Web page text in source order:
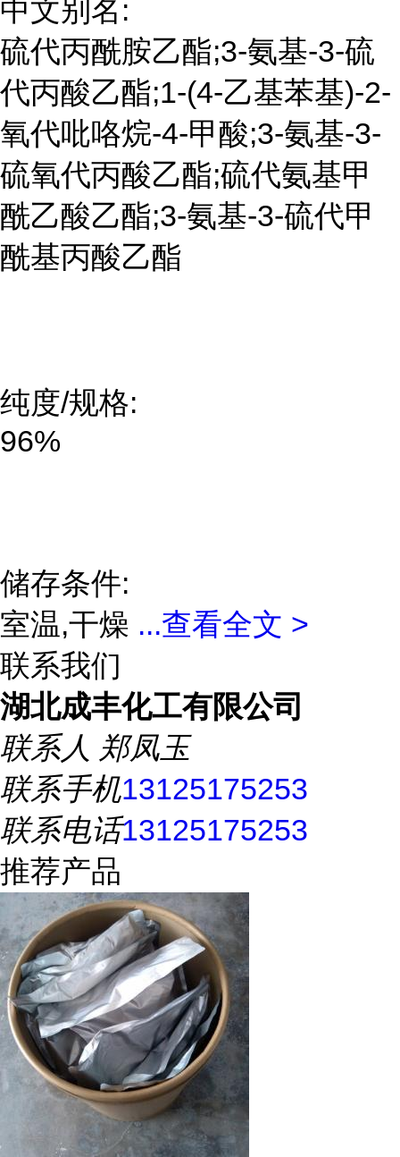
中文别名:
硫代丙酰胺乙酯;3-氨基-3-硫
代丙酸乙酯;1-(4-乙基苯基)-2-
氧代吡咯烷-4-甲酸;3-氨基-3-
硫氧代丙酸乙酯;硫代氨基甲
酰乙酸乙酯;3-氨基-3-硫代甲
酰基丙酸乙酯
纯度/规格:
96%
储存条件:
室温,干燥 ...查看全文 >
联系我们
湖北成丰化工有限公司
联系人 郑凤玉
联系手机13125175253
联系电话13125175253
推荐产品